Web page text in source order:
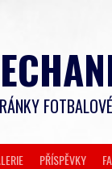
PŘÍSPĚVKY